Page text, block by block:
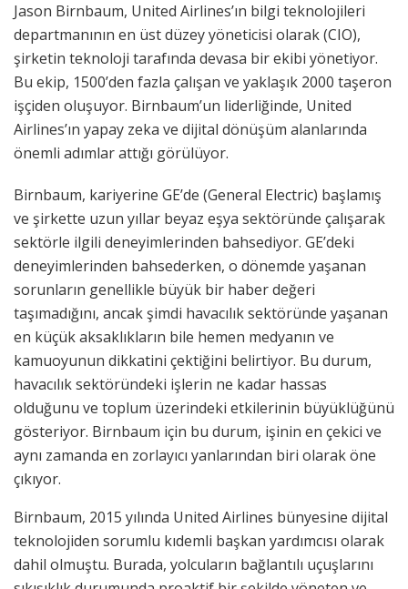
Jason Birnbaum, United Airlines’ın bilgi teknolojileri
departmanının en üst düzey yöneticisi olarak (CIO),
şirketin teknoloji tarafında devasa bir ekibi yönetiyor.
Bu ekip, 1500’den fazla çalışan ve yaklaşık 2000 taşeron
işçiden oluşuyor. Birnbaum’un liderliğinde, United
Airlines’ın yapay zeka ve dijital dönüşüm alanlarında
önemli adımlar attığı görülüyor.
Birnbaum, kariyerine GE’de (General Electric) başlamış
ve şirkette uzun yıllar beyaz eşya sektöründe çalışarak
sektörle ilgili deneyimlerinden bahsediyor. GE’deki
deneyimlerinden bahsederken, o dönemde yaşanan
sorunların genellikle büyük bir haber değeri
taşımadığını, ancak şimdi havacılık sektöründe yaşanan
en küçük aksaklıkların bile hemen medyanın ve
kamuoyunun dikkatini çektiğini belirtiyor. Bu durum,
havacılık sektöründeki işlerin ne kadar hassas
olduğunu ve toplum üzerindeki etkilerinin büyüklüğünü
gösteriyor. Birnbaum için bu durum, işinin en çekici ve
aynı zamanda en zorlayıcı yanlarından biri olarak öne
çıkıyor.
Birnbaum, 2015 yılında United Airlines bünyesine dijital
teknolojiden sorumlu kıdemli başkan yardımcısı olarak
dahil olmuştu. Burada, yolcuların bağlantılı uçuşlarını